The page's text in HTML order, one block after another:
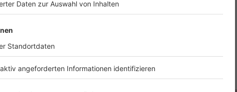
60 und 69 Jahren.